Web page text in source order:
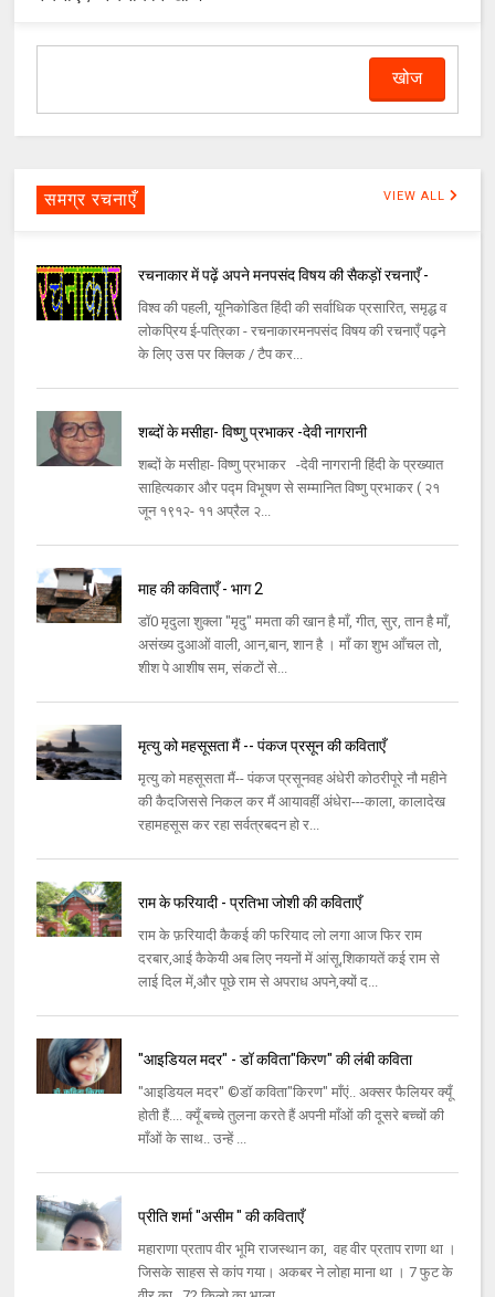
समग्र रचनाएँ VIEW ALL
रचनाकार में पढ़ें अपने मनपसंद विषय की सैकड़ों रचनाएँ -
विश्व की पहली, यूनिकोडित हिंदी की सर्वाधिक प्रसारित, समृद्ध व
लोकप्रिय ई-पत्रिका - रचनाकारमनपसंद विषय की रचनाएँ पढ़ने
के लिए उस पर क्लिक / टैप कर...
शब्दों के मसीहा- विष्णु प्रभाकर -देवी नागरानी
शब्दों के मसीहा- विष्णु प्रभाकर -देवी नागरानी हिंदी के प्रख्यात
साहित्यकार और पद्म विभूषण से सम्मानित विष्णु प्रभाकर ( २१
जून १९१२- ११ अप्रैल २...
माह की कविताएँ - भाग 2
डॉ0 मृदुला शुक्ला "मृदु" ममता की खान है माँ, गीत, सुर, तान है माँ,
असंख्य दुआओं वाली, आन,बान, शान है । माँ का शुभ आँचल तो,
शीश पे आशीष सम, संकटों से...
मृत्यु को महसूसता मैं -- पंकज प्रसून की कविताएँ
मृत्यु को महसूसता मैं-- पंकज प्रसूनवह अंधेरी कोठरीपूरे नौ महीने
की कैदजिससे निकल कर मैं आयावहीं अंधेरा---काला, कालादेख
रहामहसूस कर रहा सर्वत्रबदन हो र...
राम के फरियादी - प्रतिभा जोशी की कविताएँ
राम के फ़रियादी कैकई की फरियाद लो लगा आज फिर राम
दरबार,आई कैकेयी अब लिए नयनों में आंसू,शिकायतें कई राम से
लाई दिल में,और पूछे राम से अपराध अपने,क्यों द...
"आइडियल मदर" - डॉ कविता"किरण" की लंबी कविता
"आइडियल मदर" ©डॉ कविता"किरण" माँएं.. अक्सर फैलियर क्यूँ
होती हैं.... क्यूँ बच्चे तुलना करते हैं अपनी माँओं की दूसरे बच्चों की
माँओं के साथ.. उन्हें ...
प्रीति शर्मा "असीम " की कविताएँ
महाराणा प्रताप वीर भूमि राजस्थान का, वह वीर प्रताप राणा था ।
जिसके साहस से कांप गया। अकबर ने लोहा माना था । 7 फुट के